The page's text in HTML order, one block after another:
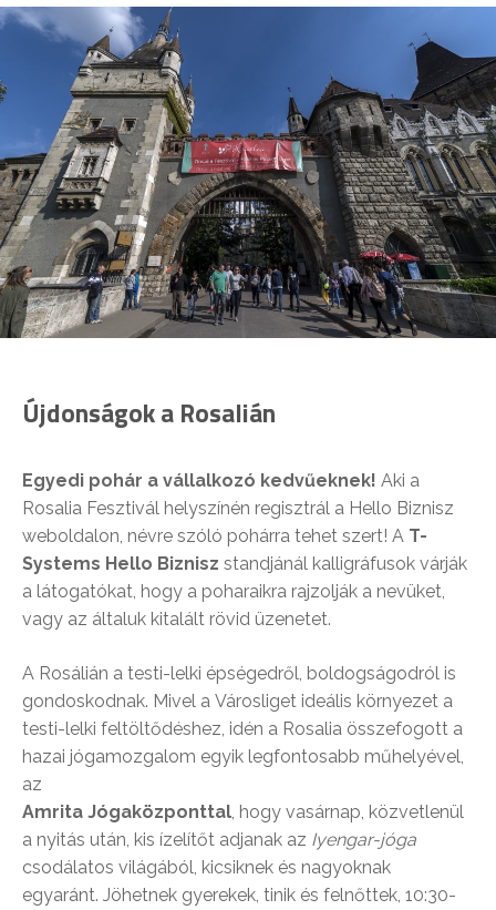
Újdonságok a Rosalián
Egyedi pohár a vállalkozó kedvűeknek! Aki a
Rosalia Fesztivál helyszínén regisztrál a Hello Biznisz
weboldalon, névre szóló pohárra tehet szert! A T-
Systems Hello Biznisz standjánál kalligráfusok várják
a látogatókat, hogy a poharaikra rajzolják a nevüket,
vagy az általuk kitalált rövid üzenetet.
A Rosálián a testi-lelki épségedről, boldogságodról is
gondoskodnak. Mivel a Városliget ideális környezet a
testi-lelki feltöltődéshez, idén a Rosalia összefogott a
hazai jógamozgalom egyik legfontosabb műhelyével,
az
Amrita Jógaközponttal , hogy vasárnap, közvetlenül
a nyitás után, kis ízelítőt adjanak az Iyengar-jóga
csodálatos világából, kicsiknek és nagyoknak
egyaránt. Jöhetnek gyerekek, tinik és felnőttek, 10:30-